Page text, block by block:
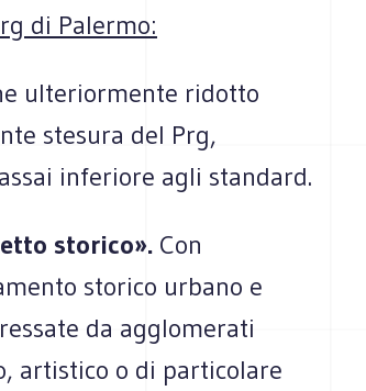
di Palermo:
ulteriormente ridotto
stesura del Prg,
inferiore agli standard.
storico». Con
storico urbano e
da agglomerati
artistico o di particolare